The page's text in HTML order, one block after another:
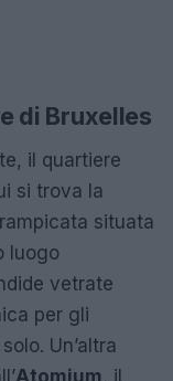
di Bruxelles
il quartiere
si trova la
situata
luogo
vetrate
per gli
Un’altra
Atomium, il